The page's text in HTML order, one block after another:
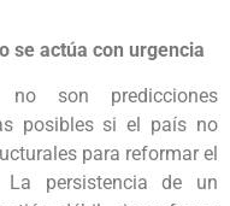
se actúa con urgencia
no son predicciones
posibles si el país no
para reformar el
persistencia de un